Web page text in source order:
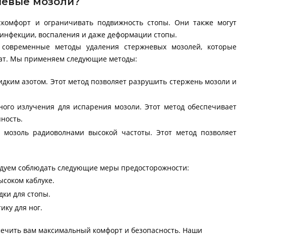
и ограничивать подвижность стопы. Они также могут
воспаления и даже деформации стопы.
методы удаления стержневых мозолей, которые
Мы применяем следующие методы:
азотом. Этот метод позволяет разрушить стержень мозоли и
излучения для испарения мозоли. Этот метод обеспечивает
радиоволнами высокой частоты. Этот метод позволяет
соблюдать следующие меры предосторожности:
каблуке.
для стопы.
для ног.
вам максимальный комфорт и безопасность. Наши